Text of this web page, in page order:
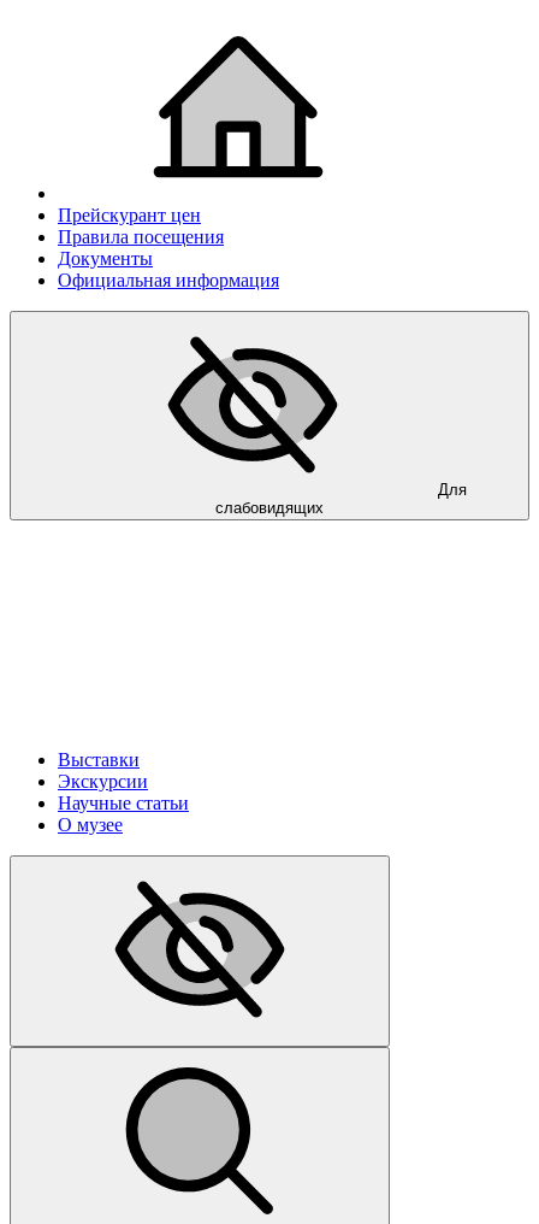
Прейскурант цен
Правила посещения
Документы
Официальная информация
Для
слабовидящих
Выставки
Экскурсии
Научные статьи
О музее